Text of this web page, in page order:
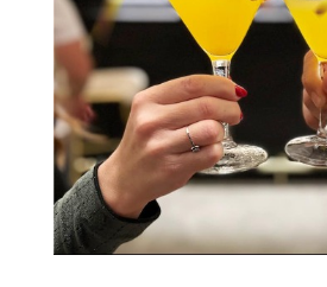
Home
Chi siamo
Il team
Formula BRAVA